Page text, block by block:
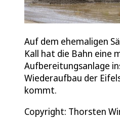
Auf dem ehemaligen
Kall hat die Bahn eine
Aufbereitungsanlage
Wiederaufbau der
kommt.
Copyright: Thorsten